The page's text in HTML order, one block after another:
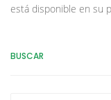
está disponible en su
BUSCAR